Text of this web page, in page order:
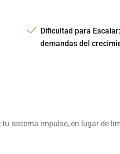
Dificultad para
demandas del
sistema impulse, en lugar de